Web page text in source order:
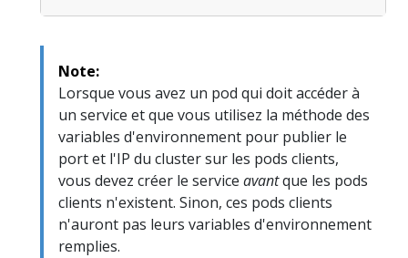
Note:
Lorsque vous avez un pod qui doit accéder à
un service et que vous utilisez la méthode des
variables d'environnement pour publier le
port et l'IP du cluster sur les pods clients,
vous devez créer le service avantque les pods
clients n'existent. Sinon, ces pods clients
n'auront pas leurs variables d'environnement
remplies.